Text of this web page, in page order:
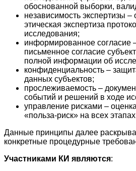
обоснованной выборки,
независимость экспертизы –
этическая экспертиза
исследования;
информированное согласие
письменное согласие
полной информации об
конфиденциальность –
данных субъектов;
прослеживаемость –
событий и решений в ходе
управление рисками –
«польза-риск» на всех
Данные принципы далее
конкретные процедурные
Участниками КИ являются: